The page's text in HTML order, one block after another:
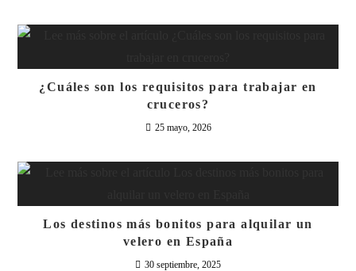
¿Cuáles son los requisitos para trabajar en
cruceros?
25 mayo, 2026
Los destinos más bonitos para alquilar un
velero en España
30 septiembre, 2025